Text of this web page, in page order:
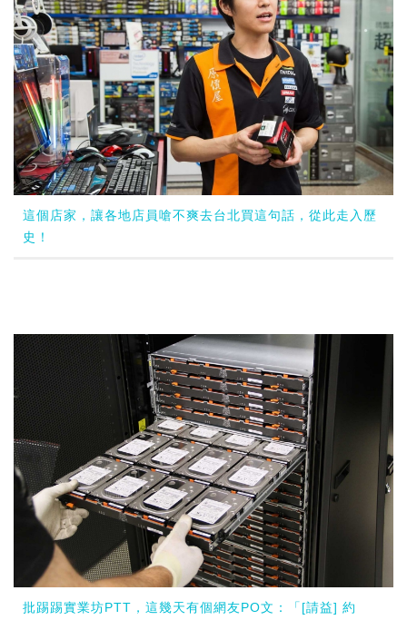
這個店家，讓各地店員嗆不爽去台北買這句話，從此走入歷
史！
批踢踢實業坊PTT，這幾天有個網友PO文：「[請益] 約